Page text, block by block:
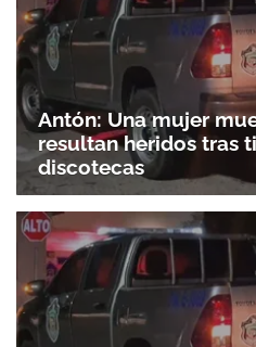
Gracias por
Antón: Una mujer
resultan heridos tras
discotecas